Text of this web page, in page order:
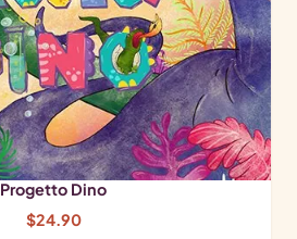
Progetto Dino
$24.90